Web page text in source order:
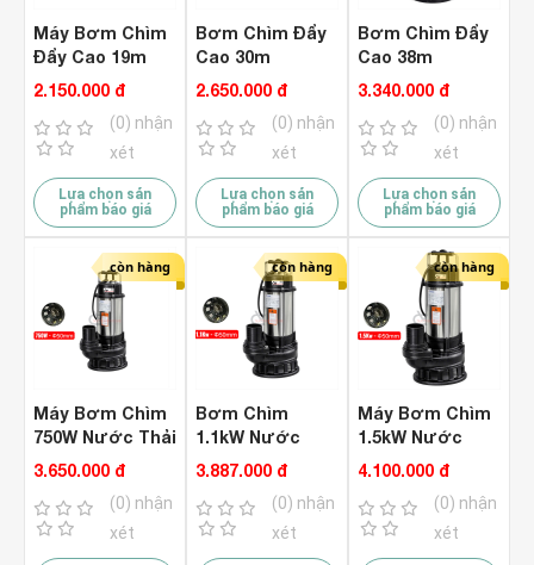
Máy Bơm Chìm
Đẩy Cao 19m
Rymaru RY-
2.150.000 đ
(0) nhận
xét
Lựa chọn sản
phẩm báo giá
Bơm Chìm Đẩy
Cao 30m
Rymaru RY-
2.650.000 đ
(0) nhận
xét
Lựa chọn sản
phẩm báo giá
Bơm Chìm Đẩy
Cao 38m
Rymaru RY-
3.340.000 đ
(0) nhận
xét
Lựa chọn sản
phẩm báo giá
còn hàng
Máy Bơm Chìm
750W Nước Thải
Rymaru RY-
Cắt Rác )
3.650.000 đ
(0) nhận
xét
còn hàng
Bơm Chìm
1.1kW Nước
Thải Rymaru RY-
Cắt Rác
3.887.000 đ
(0) nhận
xét
còn hàng
Máy Bơm Chìm
1.5kW Nước
Thải Rymaru RY-
Cắt Rác
4.100.000 đ
(0) nhận
xét